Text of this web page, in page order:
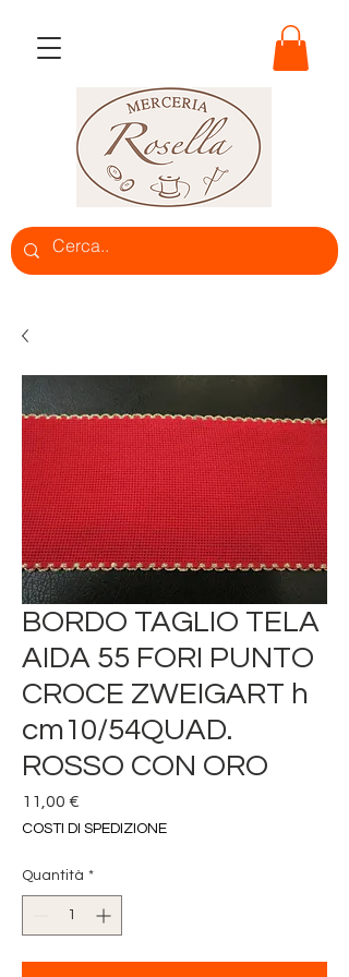
BORDO TAGLIO TELA
AIDA 55 FORI PUNTO
CROCE ZWEIGART h
cm10/54QUAD.
ROSSO CON ORO
11,00 €
COSTI DI SPEDIZIONE
Quantità *